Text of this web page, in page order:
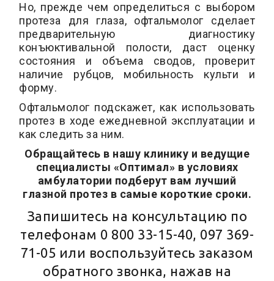
Но, прежде чем определиться с выбором
протеза для глаза, офтальмолог сделает
предварительную диагностику
конъюктивальной полости, даст оценку
состояния и объема сводов, проверит
наличие рубцов, мобильность культи и
форму.
Офтальмолог подскажет, как использовать
протез в ходе ежедневной эксплуатации и
как следить за ним.
Обращайтесь в нашу клинику и ведущие
специалисты «Oптимал» в условиях
амбулатории подберут вам лучший
глазной протез в самые короткие сроки.
Запишитесь на консультацию по
телефонам 0 800 33-15-40, 097 369-
71-05 или воспользуйтесь заказом
обратного звонка, нажав на